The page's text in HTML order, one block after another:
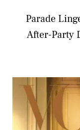
Parade
After-Party